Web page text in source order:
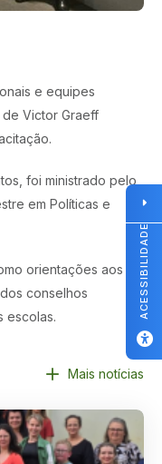
e equipes
Victor Graeff
foi ministrado pelo
em Políticas e
orientações aos
conselhos
escolas.
Mais notícias
ACESSIBILIDADE